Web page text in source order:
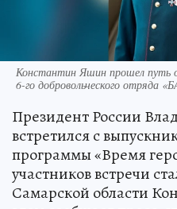
Константин Яшин прошел путь
6-го добровольческого отряда
Президент России
встретился с
программы «Время
участников встречи
Самарской области